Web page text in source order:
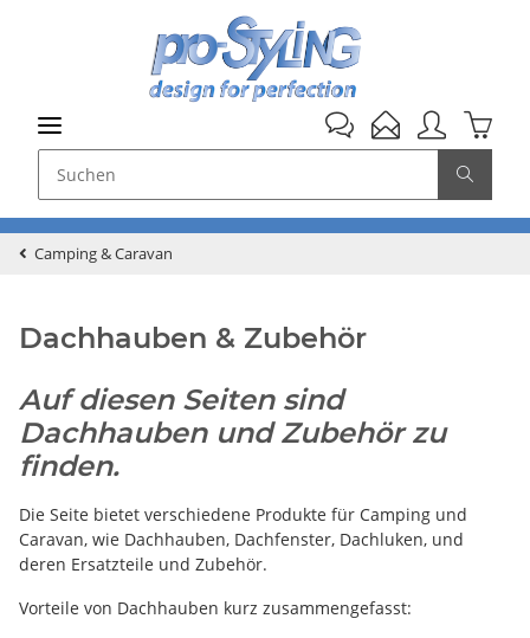
Camping & Caravan
Dachhauben & Zubehör
Auf diesen Seiten sind
Dachhauben und Zubehör zu
finden.
Die Seite bietet verschiedene Produkte für Camping und
Caravan, wie Dachhauben, Dachfenster, Dachluken, und
deren Ersatzteile und Zubehör.
Vorteile von Dachhauben kurz zusammengefasst: